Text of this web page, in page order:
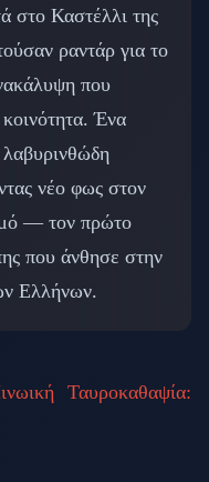
ανάγνωσης
στο Καστέλλι της
ραντάρ για το
που
Ένα
νέο φως στον
— τον πρώτο
που άνθησε στην
Ελλήνων.
Ταυροκαθαψία: